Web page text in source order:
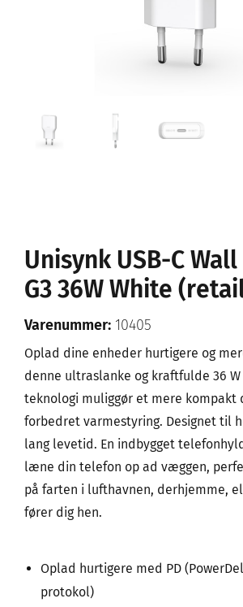
Unisynk USB-C
G3 36W White
Varenummer: 10405
Oplad dine enheder hurtigere og
denne ultraslanke og kraftfulde 36
teknologi muliggør et mere kompakt
forbedret varmestyring. Designet til
lang levetid. En indbygget
læne din telefon op ad væggen,
på farten i lufthavnen, derhjemme,
fører dig hen.
Oplad hurtigere med PD
protokol)